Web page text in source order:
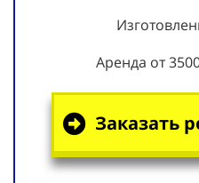
Аренда от
Заказать